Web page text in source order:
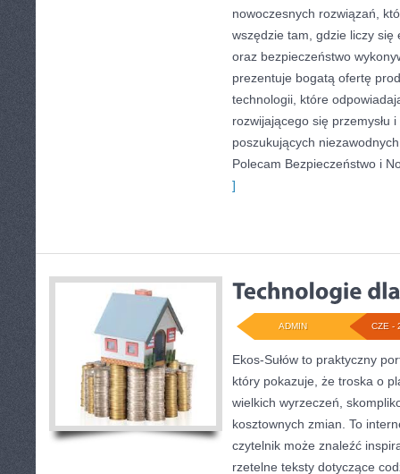
nowoczesnych rozwiązań,
wszędzie tam, gdzie liczy się
oraz bezpieczeństwo
prezentuje bogatą ofertę
technologii, które
rozwijającego się przemysłu
poszukujących
Polecam Bezpieczeństwo i
]
CZE -
ADMIN
Ekos-Sułów to praktyczny
który pokazuje, że troska o
wielkich wyrzeczeń,
kosztownych zmian. To
czytelnik może znaleźć
rzetelne teksty dotyczące